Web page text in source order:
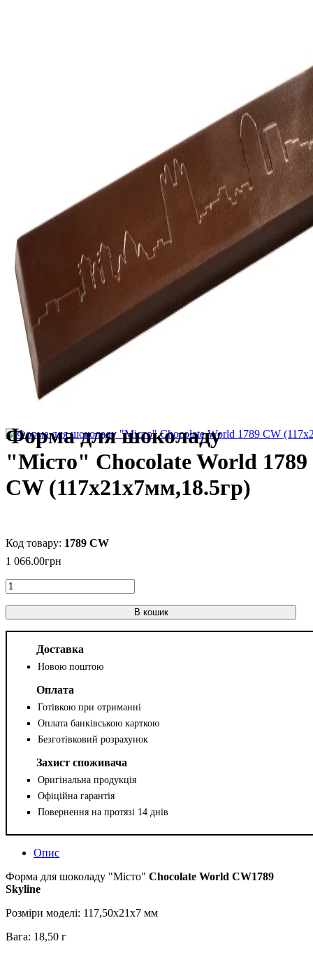
Форма для шоколаду
"Місто" Chocolate World 1789
CW (117x21x7мм,18.5гр)
1789 CW
1 066.00грн
В кошик
Доставка
Новою поштою
Оплата
Готівкою при отриманні
Оплата банківською карткою
Безготівковий розрахунок
Захист споживача
Оригінальна продукція
Офіційна гарантія
Повернення на протязі 14 днів
Опис
Форма для шоколаду "Місто" Chocolate World CW1789
Skyline
Розміри моделі: 117,50x21x7 мм
Вага: 18,50 г